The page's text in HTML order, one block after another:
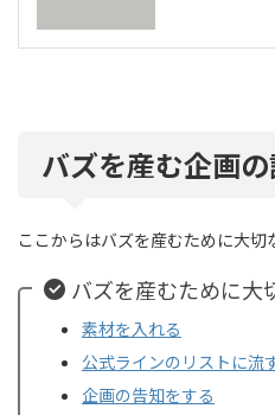
バズを産む企画
ここからはバズを産むために大切
バズを産むために大
素材を入れる
公式ラインのリストに流
企画の告知をする